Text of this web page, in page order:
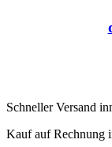
Schneller Versand
Kauf auf Rechnung